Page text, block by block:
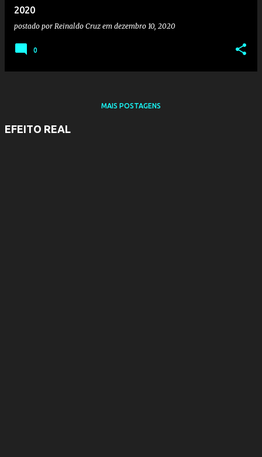
2020
postado por Reinaldo Cruz em dezembro 10, 2020
0
MAIS POSTAGENS
EFEITO REAL